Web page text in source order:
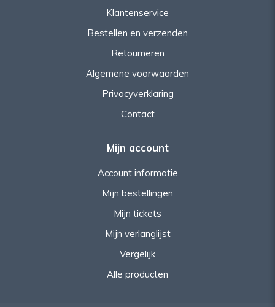
Klantenservice
Bestellen en verzenden
Retourneren
Algemene voorwaarden
Privacyverklaring
Contact
Mijn account
Account informatie
Mijn bestellingen
Mijn tickets
Mijn verlanglijst
Vergelijk
Alle producten